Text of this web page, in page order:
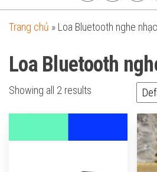
Trang chủ » Loa Bluetooth nghe nhạc
Loa Bluetooth
Showing all 2 results